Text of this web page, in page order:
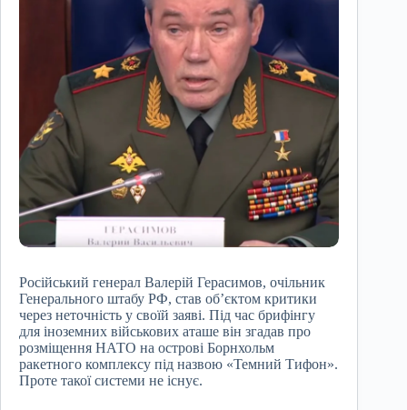
Російський генерал Валерій Герасимов, очільник
Генерального штабу РФ, став об’єктом критики
через неточність у своїй заяві. Під час брифінгу
для іноземних військових аташе він згадав про
розміщення НАТО на острові Борнхольм
ракетного комплексу під назвою «Темний Тифон».
Проте такої системи не існує.